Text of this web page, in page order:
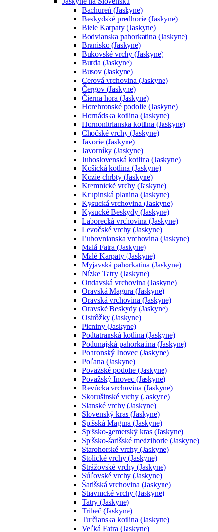
Bachureň (Jaskyne)
Beskydské predhorie (Jaskyne)
Biele Karpaty (Jaskyne)
Bodvianska pahorkatina (Jaskyne)
Branisko (Jaskyne)
Bukovské vrchy (Jaskyne)
Burda (Jaskyne)
Busov (Jaskyne)
Cerová vrchovina (Jaskyne)
Čergov (Jaskyne)
Čierna hora (Jaskyne)
Horehronské podolie (Jaskyne)
Hornádska kotlina (Jaskyne)
Hornonitrianska kotlina (Jaskyne)
Chočské vrchy (Jaskyne)
Javorie (Jaskyne)
Javorníky (Jaskyne)
Juhoslovenská kotlina (Jaskyne)
Košická kotlina (Jaskyne)
Kozie chrbty (Jaskyne)
Kremnické vrchy (Jaskyne)
Krupinská planina (Jaskyne)
Kysucká vrchovina (Jaskyne)
Kysucké Beskydy (Jaskyne)
Laborecká vrchovina (Jaskyne)
Levočské vrchy (Jaskyne)
Ľubovnianska vrchovina (Jaskyne)
Malá Fatra (Jaskyne)
Malé Karpaty (Jaskyne)
Myjavská pahorkatina (Jaskyne)
Nízke Tatry (Jaskyne)
Ondavská vrchovina (Jaskyne)
Oravská Magura (Jaskyne)
Oravská vrchovina (Jaskyne)
Oravské Beskydy (Jaskyne)
Ostrôžky (Jaskyne)
Pieniny (Jaskyne)
Podtatranská kotlina (Jaskyne)
Podunajská pahorkatina (Jaskyne)
Pohronský Inovec (Jaskyne)
Poľana (Jaskyne)
Považské podolie (Jaskyne)
Považský Inovec (Jaskyne)
Revúcka vrchovina (Jaskyne)
Skorušinské vrchy (Jaskyne)
Slanské vrchy (Jaskyne)
Slovenský kras (Jaskyne)
Spišská Magura (Jaskyne)
Spišsko-gemerský kras (Jaskyne)
Spišsko-šarišské medzihorie (Jaskyne)
Starohorské vrchy (Jaskyne)
Stolické vrchy (Jaskyne)
Strážovské vrchy (Jaskyne)
Súľovské vrchy (Jaskyne)
Šarišská vrchovina (Jaskyne)
Štiavnické vrchy (Jaskyne)
Tatry (Jaskyne)
Tribeč (Jaskyne)
Turčianska kotlina (Jaskyne)
Veľká Fatra (Jaskyne)